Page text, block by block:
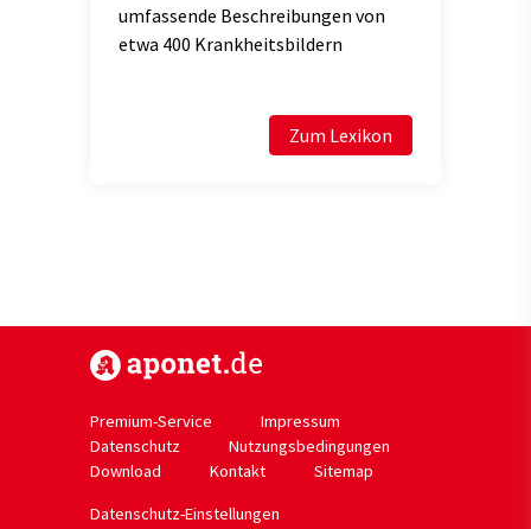
umfassende Beschreibungen von
etwa 400 Krankheitsbildern
Zum Lexikon
Premium-Service
Impressum
Datenschutz
Nutzungsbedingungen
Download
Kontakt
Sitemap
Datenschutz-Einstellungen